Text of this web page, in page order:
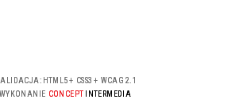
HTML5+ CSS3 + WCAG 2.1
WYKONANIE CONCEPT INTERMEDIA